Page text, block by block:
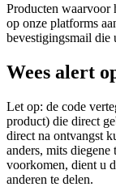
Producten waarvoor
op onze platforms
bevestigingsmail
Wees alert
Let op: de code
product) die direct
direct na ontvangst
anders, mits
voorkomen, dient u
anderen te delen.